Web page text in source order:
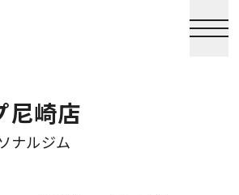
尼崎店
ナルジム